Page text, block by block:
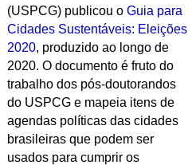
(USPCG) publicou o Guia para
Cidades Sustentáveis: Eleições
2020, produzido ao longo de
2020. O documento é fruto do
trabalho dos pós-doutorandos
do USPCG e mapeia itens de
agendas políticas das cidades
brasileiras que podem ser
usados para cumprir os